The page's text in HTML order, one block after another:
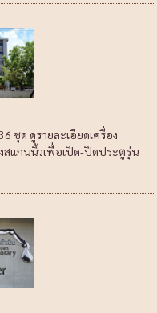
ชุด ดูรายละเอียดเครื่อง
สแกนนิ้วเพื่อเปิด-ปิดประตูรุ่น